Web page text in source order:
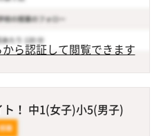
ら認証して閲覧できます
！ 中1(女子)小5(男子)